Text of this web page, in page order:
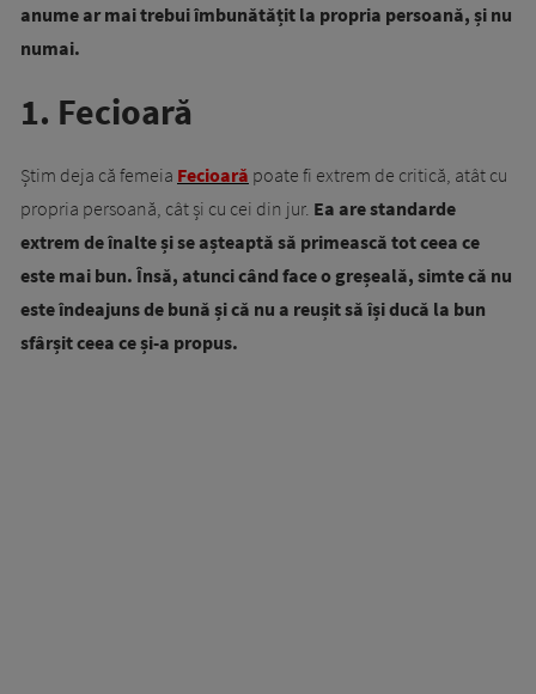
anume ar mai trebui îmbunătățit la propria persoană, și nu
numai.
1. Fecioară
Știm deja că femeia Fecioară poate fi extrem de critică, atât cu
propria persoană, cât și cu cei din jur. Ea are standarde
extrem de înalte și se așteaptă să primească tot ceea ce
este mai bun. Însă, atunci când face o greșeală, simte că nu
este îndeajuns de bună și că nu a reușit să își ducă la bun
sfârșit ceea ce și-a propus.